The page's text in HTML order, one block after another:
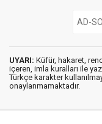
UYARI: Küfür, hakaret,
içeren, imla kuralları ile
Türkçe karakter
onaylanmamaktadır.